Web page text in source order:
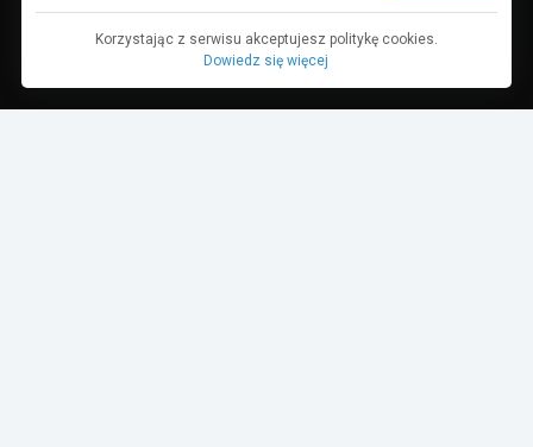
Korzystając z serwisu akceptujesz politykę cookies.
Dowiedz się więcej